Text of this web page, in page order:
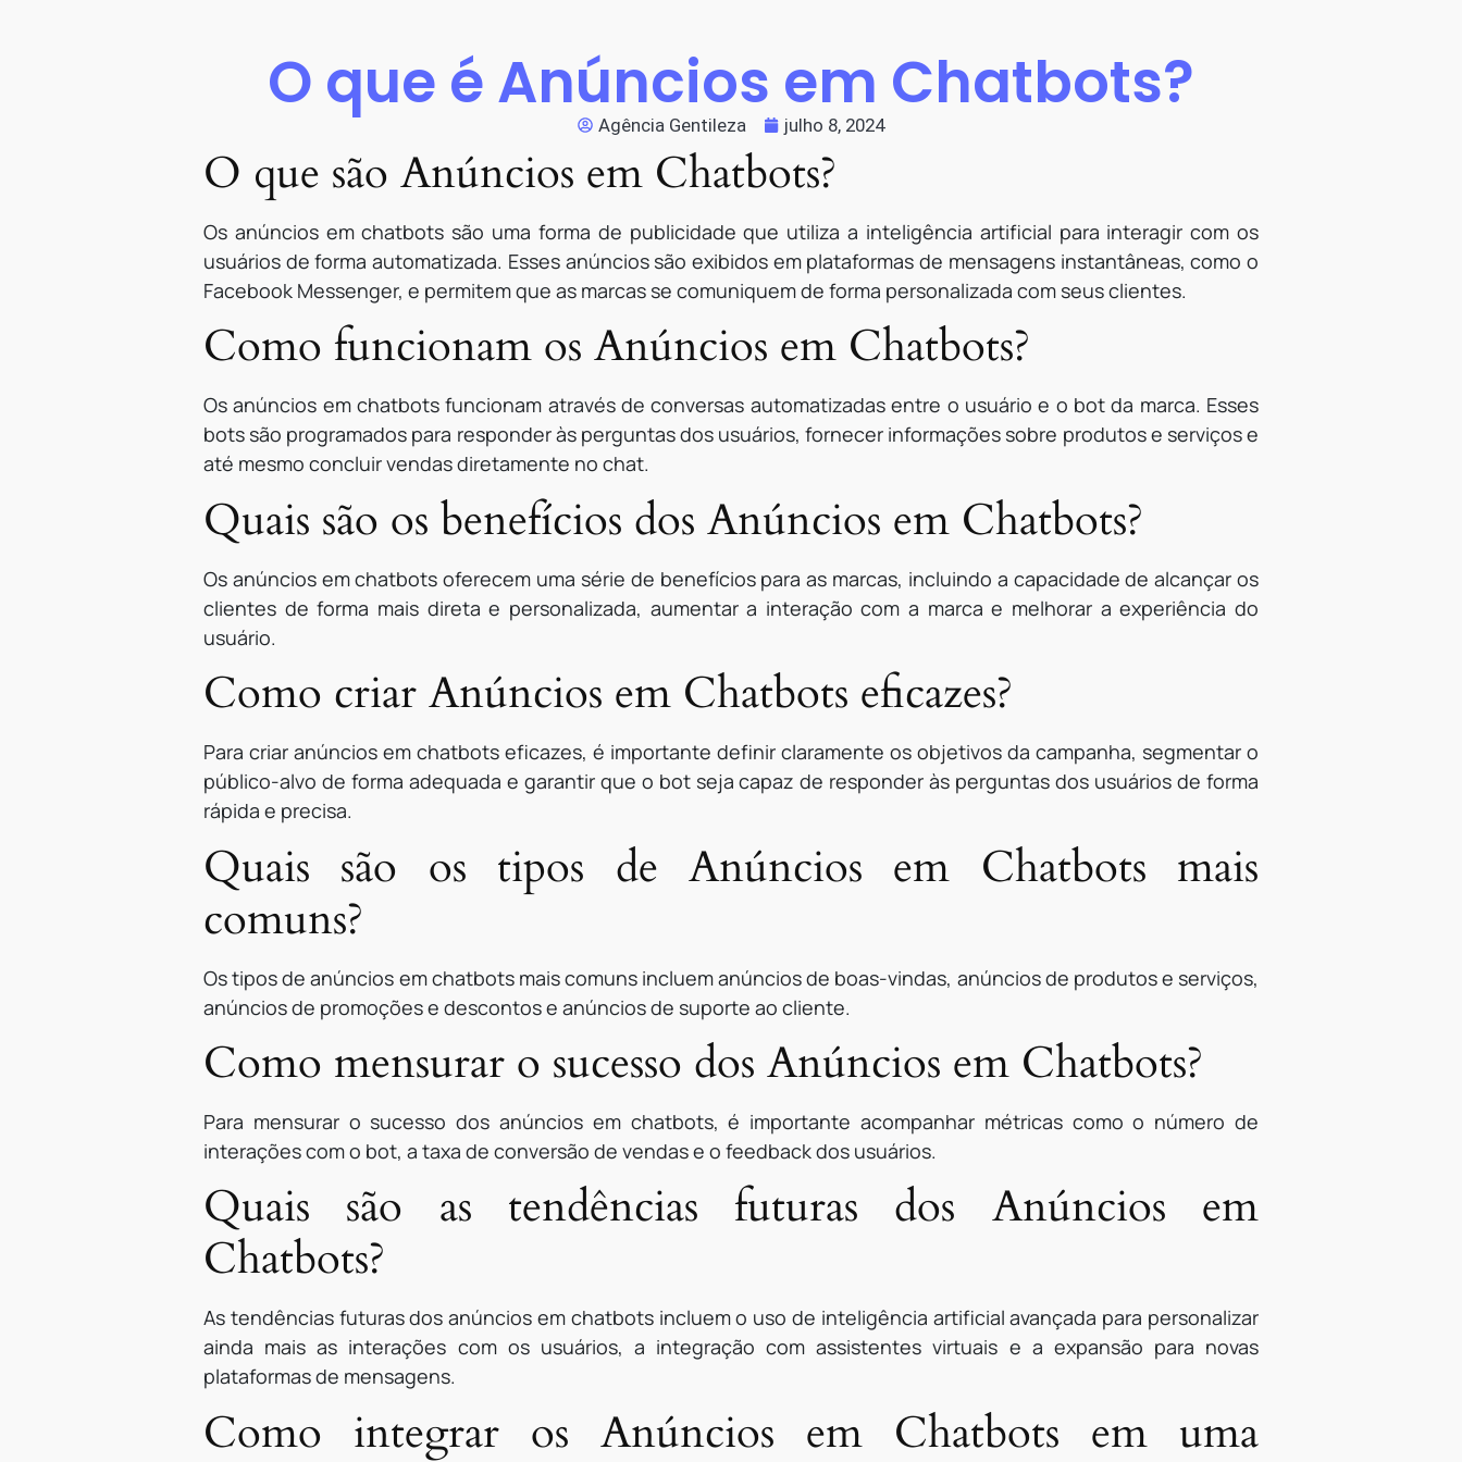
O que é Anúncios em Chatbots?
Agência Gentileza julho 8, 2024
O que são Anúncios em Chatbots?
Os anúncios em chatbots são uma forma de publicidade que utiliza a inteligência artificial para interagir com os
usuários de forma automatizada. Esses anúncios são exibidos em plataformas de mensagens instantâneas, como o
Facebook Messenger, e permitem que as marcas se comuniquem de forma personalizada com seus clientes.
Como funcionam os Anúncios em Chatbots?
Os anúncios em chatbots funcionam através de conversas automatizadas entre o usuário e o bot da marca. Esses
bots são programados para responder às perguntas dos usuários, fornecer informações sobre produtos e serviços e
até mesmo concluir vendas diretamente no chat.
Quais são os benefícios dos Anúncios em Chatbots?
Os anúncios em chatbots oferecem uma série de benefícios para as marcas, incluindo a capacidade de alcançar os
clientes de forma mais direta e personalizada, aumentar a interação com a marca e melhorar a experiência do
usuário.
Como criar Anúncios em Chatbots eficazes?
Para criar anúncios em chatbots eficazes, é importante definir claramente os objetivos da campanha, segmentar o
público-alvo de forma adequada e garantir que o bot seja capaz de responder às perguntas dos usuários de forma
rápida e precisa.
Quais são os tipos de Anúncios em Chatbots mais
comuns?
Os tipos de anúncios em chatbots mais comuns incluem anúncios de boas-vindas, anúncios de produtos e serviços,
anúncios de promoções e descontos e anúncios de suporte ao cliente.
Como mensurar o sucesso dos Anúncios em Chatbots?
Para mensurar o sucesso dos anúncios em chatbots, é importante acompanhar métricas como o número de
interações com o bot, a taxa de conversão de vendas e o feedback dos usuários.
Quais são as tendências futuras dos Anúncios em
Chatbots?
As tendências futuras dos anúncios em chatbots incluem o uso de inteligência artificial avançada para personalizar
ainda mais as interações com os usuários, a integração com assistentes virtuais e a expansão para novas
plataformas de mensagens.
Como integrar os Anúncios em Chatbots em uma